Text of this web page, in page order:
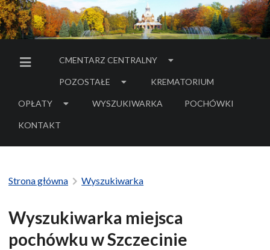
MENU BOCZNE
CMENTARZ CENTRALNY
POZOSTAŁE KREMATORIUM
OPŁATY WYSZUKIWARKA POCHÓWKI
- LINK DO SERWISU
KONTAKT
Strona główna Wyszukiwarka
Wyszukiwarka miejsca
pochówku w Szczecinie